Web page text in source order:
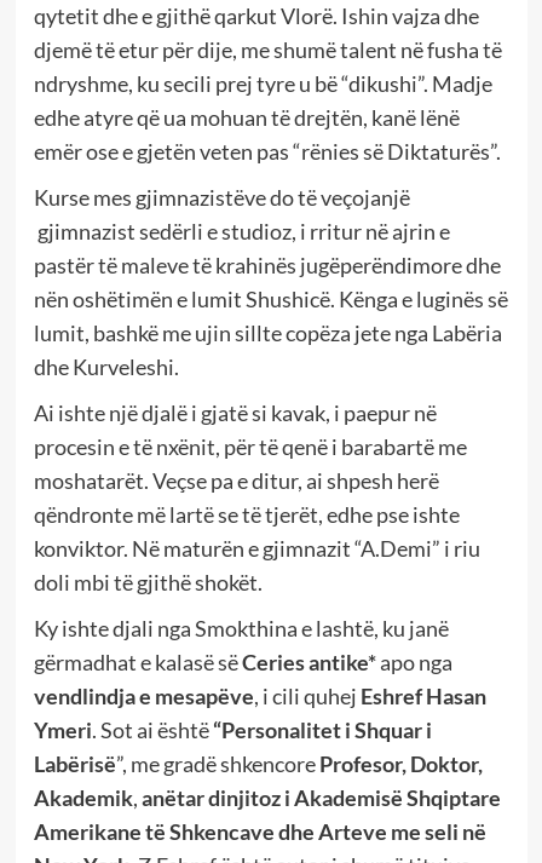
qytetit dhe e gjithë qarkut Vlorë. Ishin vajza dhe
djemë të etur për dije, me shumë talent në fusha të
ndryshme, ku secili prej tyre u bë “dikushi”. Madje
edhe atyre që ua mohuan të drejtën, kanë lënë
emër ose e gjetën veten pas “rënies së Diktaturës”.
Kurse mes gjimnazistëve do të veçojanjë
gjimnazist sedërli e studioz, i rritur në ajrin e
pastër të maleve të krahinës jugëperëndimore dhe
nën oshëtimën e lumit Shushicë. Kënga e luginës së
lumit, bashkë me ujin sillte copëza jete nga Labëria
dhe Kurveleshi.
Ai ishte një djalë i gjatë si kavak, i paepur në
procesin e të nxënit, për të qenë i barabartë me
moshatarët. Veçse pa e ditur, ai shpesh herë
qëndronte më lartë se të tjerët, edhe pse ishte
konviktor. Në maturën e gjimnazit “A.Demi” i riu
doli mbi të gjithë shokët.
Ky ishte djali nga Smokthina e lashtë, ku janë
gërmadhat e kalasë sëCeries antike*apo nga
vendlindja e mesapëve, i cili quhej Eshref Hasan
Ymeri. Sot ai është“Personalitet i Shquar i
Labërisë”, me gradë shkencoreProfesor, Doktor,
Akademik,anëtar dinjitoz i Akademisë Shqiptare
Amerikane të Shkencave dhe Arteve me seli në